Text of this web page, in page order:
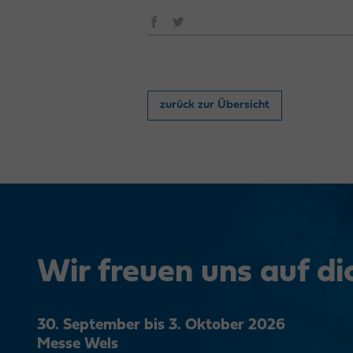
zurück zur Übersicht
Wir freuen uns auf
30. September bis 3. Oktober 2026
Messe Wels